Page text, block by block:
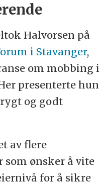
Halvorsen på
i Stavanger,
om mobbing i
presenterte hun
og godt
av flere
ønsker å vite
for å sikre